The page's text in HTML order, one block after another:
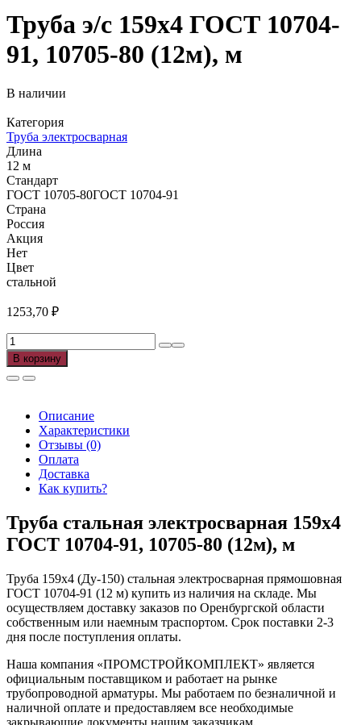
Труба э/с 159х4 ГОСТ 10704-
91, 10705-80 (12м), м
В наличии
Категория
Труба электросварная
Длина
12 м
Стандарт
ГОСТ 10705-80ГОСТ 10704-91
Страна
Россия
Акция
Нет
Цвет
стальной
1253,70 ₽
Количество
товара
Труба
э/
159х4
ГОСТ
10704-
10705-
м
В корзину
Описание
Характеристики
Отзывы (0)
Оплата
Доставка
Как купить?
Труба стальная электросварная 159х4
ГОСТ 10704-91, 10705-80 (12м), м
Труба 159х4 (Ду-150) стальная электросварная прямошовная
ГОСТ 10704-91 (12 м) купить из наличия на складе. Мы
осуществляем доставку заказов по Оренбургской области
собственным или наемным траспортом. Срок поставки 2-3
дня после поступления оплаты.
Наша компания «ПРОМСТРОЙКОМПЛЕКТ» является
официальным поставщиком и работает на рынке
трубопроводной арматуры. Мы работаем по безналичной и
наличной оплате и предоставляем все необходимые
закрывающие документы нашим заказчикам.